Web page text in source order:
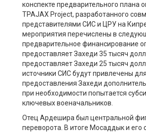
конспекте предварительного плана
TPAJAX Project, разработанного
представителями СИС и ЦРУ на
мероприятия перечислены в
предварительное финансирование
предоставляет Захеди 35 тысяч
предоставляет Захеди 25 тысяч
источники СИС будут привлечены для
предоставления Захеди
при необходимости попытается
ключевых военачальников.
Отец Ардешира был центральной
переворота. В итоге Мосаддык и его